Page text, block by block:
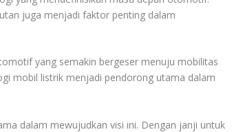
juga menjadi faktor penting dalam
yang semakin bergeser menuju mobilitas
mobil listrik menjadi pendorong utama dalam
dalam mewujudkan visi ini. Dengan janji untuk